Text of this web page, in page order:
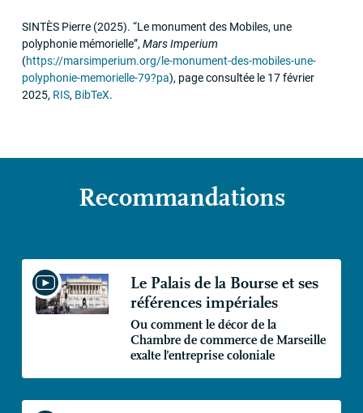
SINTÈS Pierre (2025). “Le monument des Mobiles, une
polyphonie mémorielle”, Mars Imperium
(https://marsimperium.org/le-monument-des-mobiles-une-
polyphonie-memorielle-79?pa), page consultée le 17 février
2025, RIS, BibTeX.
Recommandations
Le Palais de la Bourse et ses
références impériales
Ou comment le décor de la
Chambre de commerce de Marseille
exalte l’entreprise coloniale